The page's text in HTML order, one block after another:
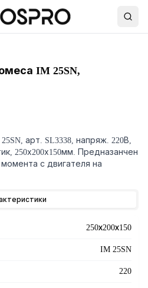
IM 25SN,
арт. SL3338, напряж. 220В,
250х200х150мм. Предназанчен
с двигателя на
250х200х150
IM 25SN
220